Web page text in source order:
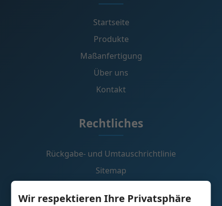
Wir respektieren Ihre Privatsphäre
Startseite
Produkte
Maßanfertigung
Über uns
Kontakt
Rechtliches
Rückgabe- und Umtauschrichtlinie
Sitemap